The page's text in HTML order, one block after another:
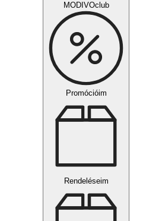
MODIVOclub
Promócióim
Rendeléseim